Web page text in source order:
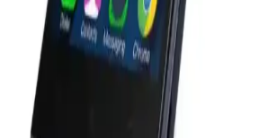
ve S24 Ultra modelleri yüksek
özelliklerle öne çıkıyor
telefon modelleri S23 Ultra ve S24 Ultra,
özellikleriyle öne çıkıyor. Tasarım,
alanlarındaki yenilikler dikkat çekiyor.